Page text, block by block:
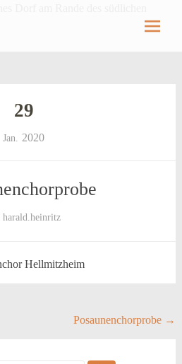
Dorf am Rande
29
Jan. 2020
harald.heinritz
Hellmitzheim
Posaunenchorprobe →